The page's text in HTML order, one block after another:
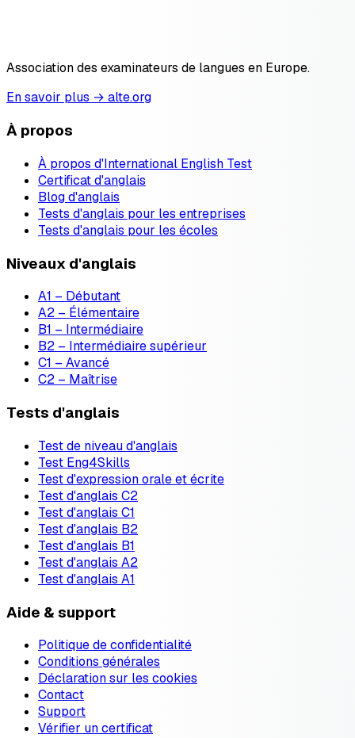
Association des examinateurs de langues en Europe.
En savoir plus → alte.org
À propos
À propos d'International English Test
Certificat d'anglais
Blog d'anglais
Tests d'anglais pour les entreprises
Tests d'anglais pour les écoles
Niveaux d'anglais
A1 – Débutant
A2 – Élémentaire
B1 – Intermédiaire
B2 – Intermédiaire supérieur
C1 – Avancé
C2 – Maîtrise
Tests d'anglais
Test de niveau d'anglais
Test Eng4Skills
Test d'expression orale et écrite
Test d'anglais C2
Test d'anglais C1
Test d'anglais B2
Test d'anglais B1
Test d'anglais A2
Test d'anglais A1
Aide & support
Politique de confidentialité
Conditions générales
Déclaration sur les cookies
Contact
Support
Vérifier un certificat